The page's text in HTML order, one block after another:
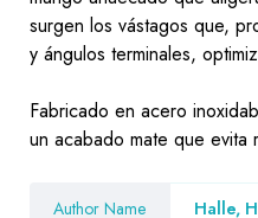
surgen los vástagos que,
y ángulos terminales,
Fabricado en acero
un acabado mate que evita
Author Name Halle,